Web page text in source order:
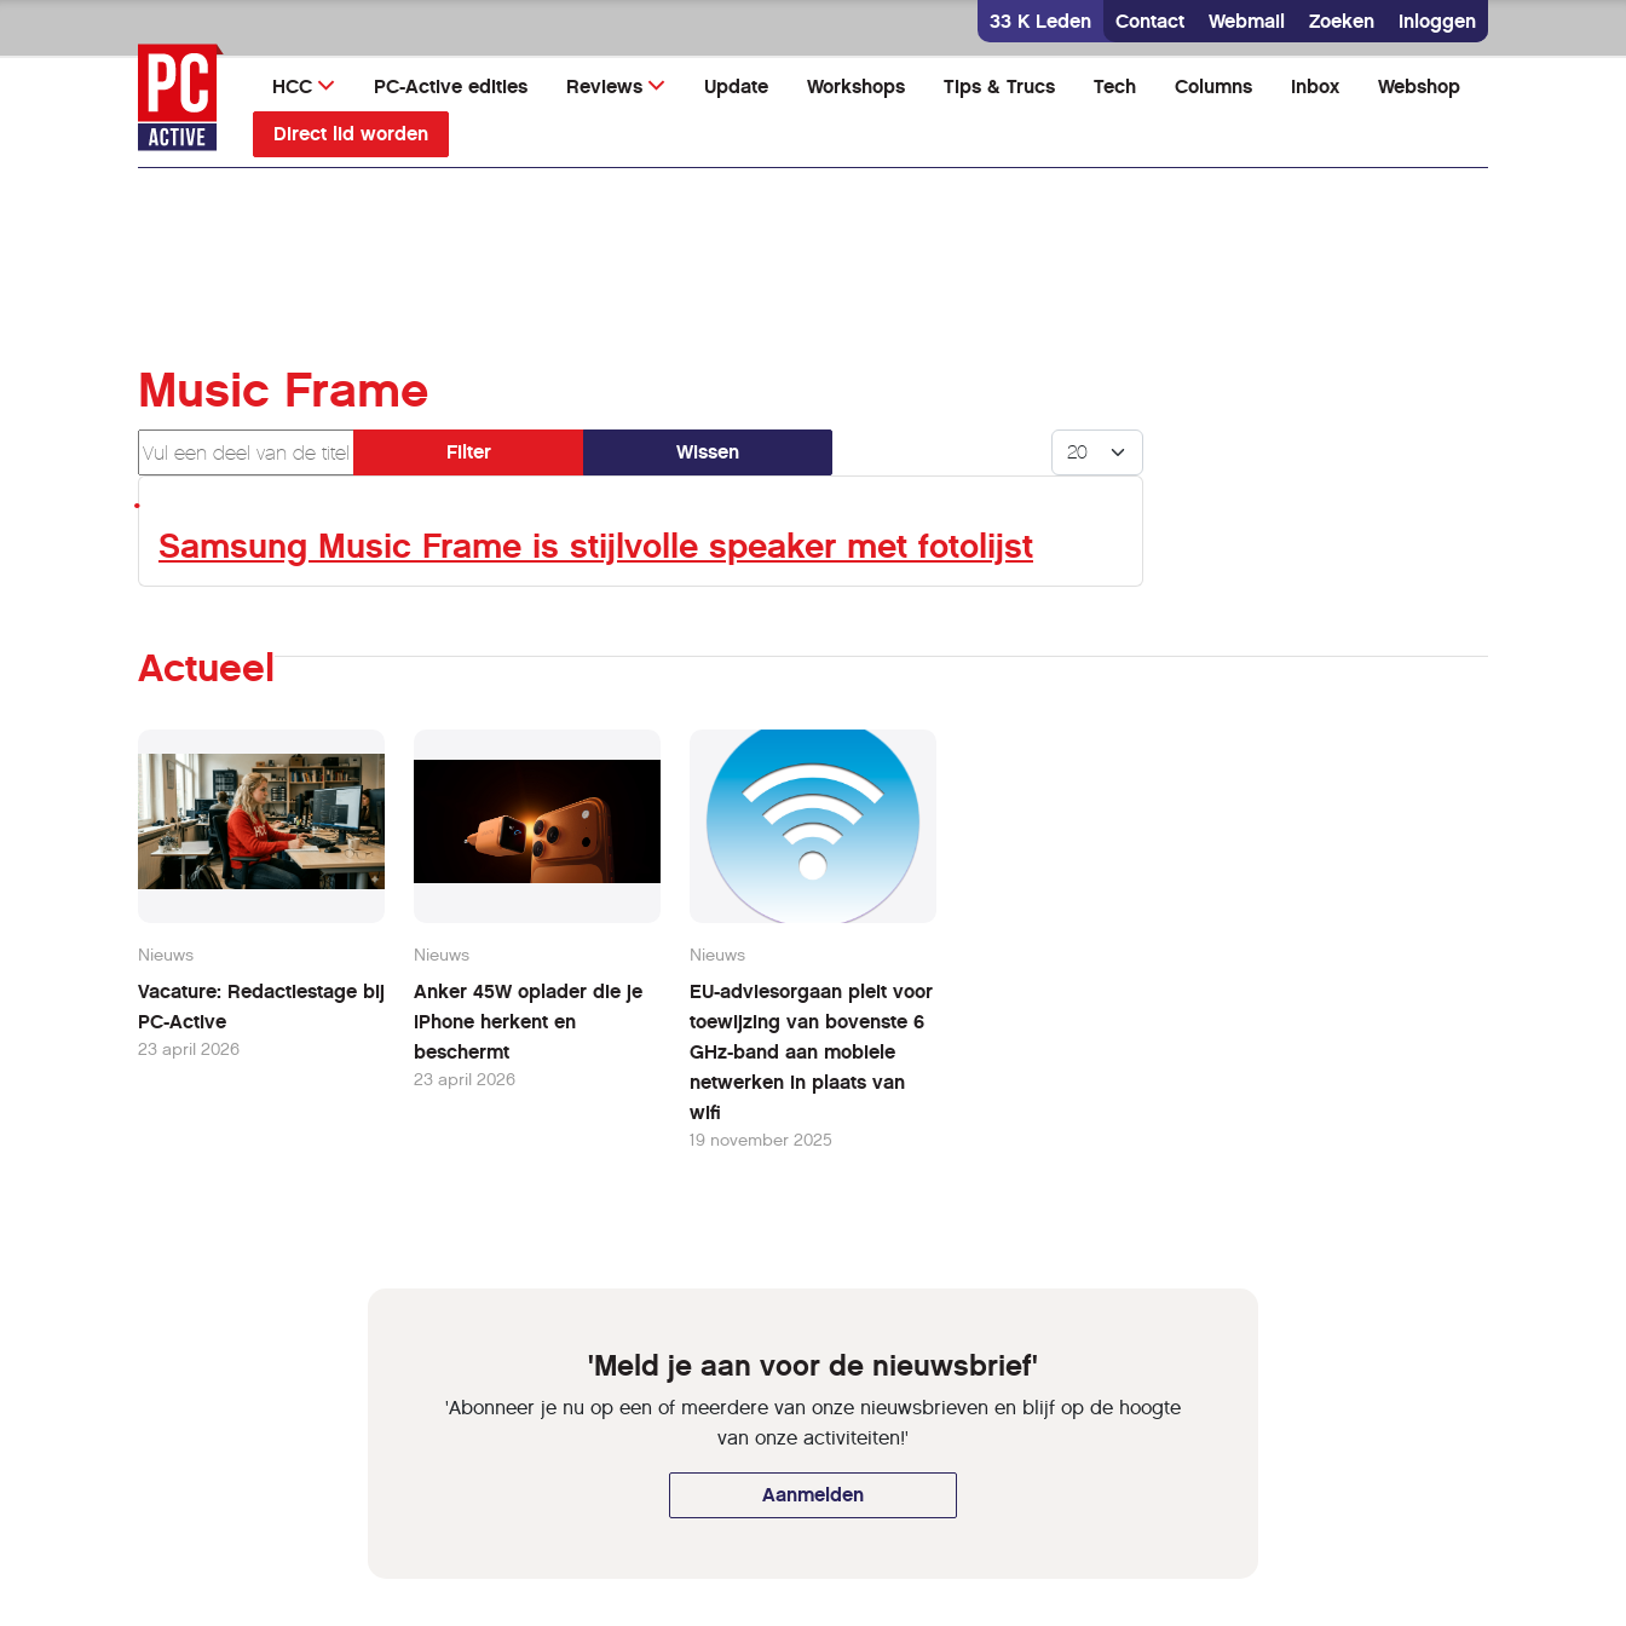
direct
naar
inhoud
33 K Leden Contact Webmail Zoeken Inloggen
HCC PC-Active edities Reviews Update Workshops Tips & Trucs Tech Columns Inbox Webshop
Direct lid worden
Music Frame
Vul een deel van de titel in Filter Wissen Toon #
Samsung Music Frame is stijlvolle speaker met fotolijst
Actueel
Nieuws
Vacature: Redactiestage bij
PC-Active
23 april 2026
Nieuws
Anker 45W oplader die je
iPhone herkent en
beschermt
23 april 2026
Nieuws
EU-adviesorgaan pleit voor
toewijzing van bovenste 6
GHz-band aan mobiele
netwerken in plaats van
wifi
19 november 2025
'Meld je aan voor de nieuwsbrief'
'Abonneer je nu op een of meerdere van onze nieuwsbrieven en blijf op de hoogte
van onze activiteiten!'
Aanmelden